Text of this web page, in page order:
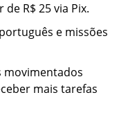
R$ 25 via Pix.
e missões
movimentados
mais tarefas